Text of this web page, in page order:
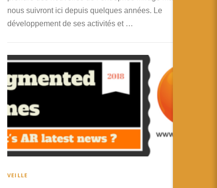
nous suivront ici depuis quelques années. Le
développement de ses activités et …
VEILLE